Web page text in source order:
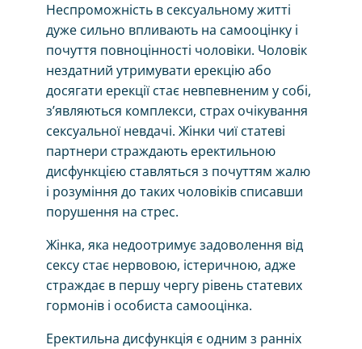
Неспроможність в сексуальному житті
дуже сильно впливають на самооцінку і
почуття повноцінності чоловіки. Чоловік
нездатний утримувати ерекцію або
досягати ерекції стає невпевненим у собі,
з’являються комплекси, страх очікування
сексуальної невдачі. Жінки чиї статеві
партнери страждають еректильною
дисфункцією ставляться з почуттям жалю
і розуміння до таких чоловіків списавши
порушення на стрес.
Жінка, яка недоотримує задоволення від
сексу стає нервовою, істеричною, адже
страждає в першу чергу рівень статевих
гормонів і особиста самооцінка.
Еректильна дисфункція є одним з ранніх